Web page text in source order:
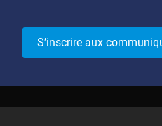
S’inscrire aux